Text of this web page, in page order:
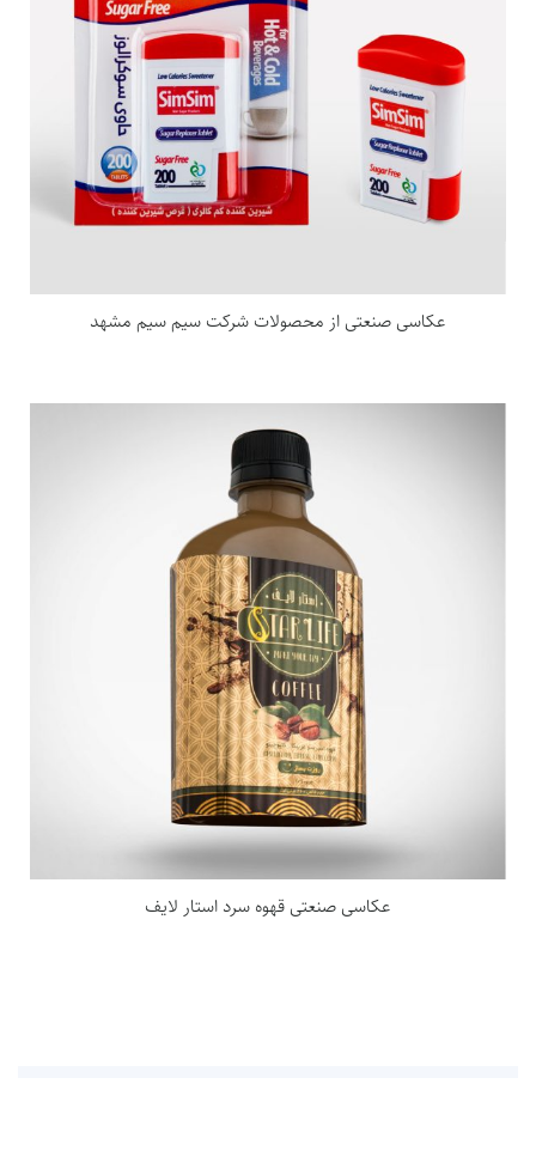
عکاسی صنعتی از محصولات شرکت سیم سیم مشهد
عکاسی صنعتی قهوه سرد استار لایف